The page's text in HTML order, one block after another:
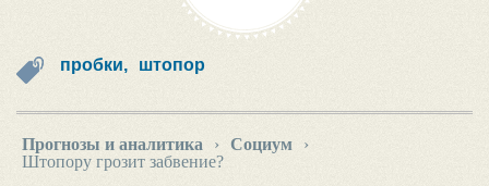
пробки, штопор
Прогнозы и аналитика › Социум
›
Штопору грозит забвение?